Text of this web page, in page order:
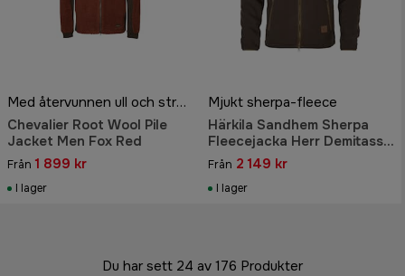
Med återvunnen ull och stretch
Chevalier Root Wool Pile
Jacket Men Fox Red
Från 1 899 kr
I lager
Mjukt sherpa-fleece
Härkila Sandhem Sherpa
Fleecejacka Herr Demitasse
Brown
Från 2 149 kr
I lager
Du har sett 24 av 176 Produkter